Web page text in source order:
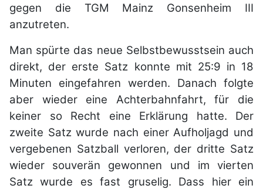
gegen die TGM Mainz Gonsenheim III
anzutreten.
Man spürte das neue Selbstbewusstsein auch
direkt, der erste Satz konnte mit 25:9 in 18
Minuten eingefahren werden. Danach folgte
aber wieder eine Achterbahnfahrt, für die
keiner so Recht eine Erklärung hatte. Der
zweite Satz wurde nach einer Aufholjagd und
vergebenen Satzball verloren, der dritte Satz
wieder souverän gewonnen und im vierten
Satz wurde es fast gruselig. Dass hier ein